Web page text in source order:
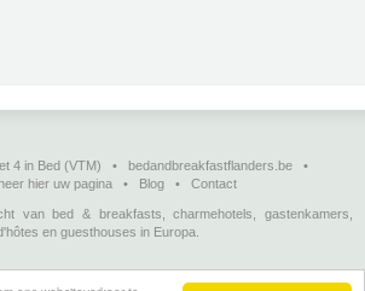
4 in Bed (VTM) • bedandbreakfastflanders.be •
hier uw pagina • Blog • Contact
van bed & breakfasts, charmehotels, gastenkamers,
en guesthouses in Europa.
en vakantiehuizen (in het Nederlands)•Chambres